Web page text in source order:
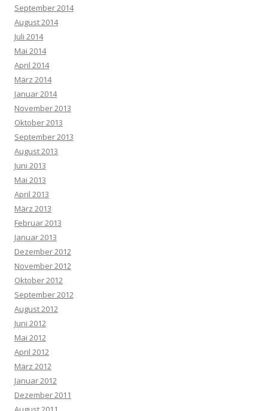
September 2014
August 2014
Juli 2014
Mai 2014
April 2014
März 2014
Januar 2014
November 2013
Oktober 2013
September 2013
August 2013
Juni 2013
Mai 2013
April 2013
März 2013
Februar 2013
Januar 2013
Dezember 2012
November 2012
Oktober 2012
September 2012
August 2012
Juni 2012
Mai 2012
April 2012
März 2012
Januar 2012
Dezember 2011